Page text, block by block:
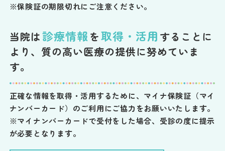
※保険証の期限切れにご注意ください。
当院は診療情報 を取得・活用 することに
より、質の高い医療の提供に努めていま
す。
正確な情報を取得・活用するために、マイナ保険証（マイ
ナンバーカード）のご利用にご協力をお願いいたします。
※マイナンバーカードで受付をした場合、受診の度に提示
が必要となります。